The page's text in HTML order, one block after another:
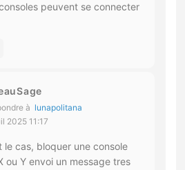
peuvent se connecter
à lunapolitana
2025 11:17
le cas, bloquer une console
ou Y envoi un message tres